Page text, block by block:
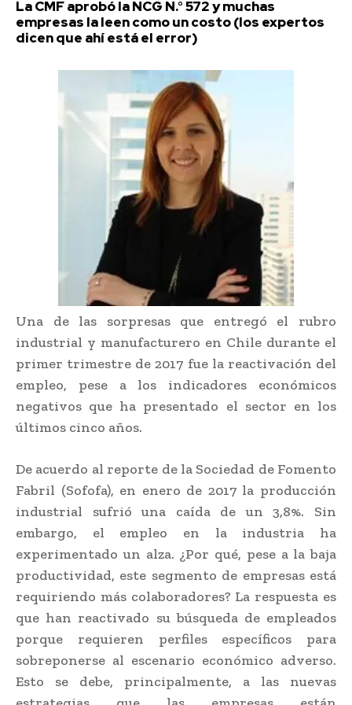
La CMF aprobó la NCG N.° 572 y muchas
empresas la leen como un costo (los expertos
dicen que ahí está el error)
Una de las sorpresas que entregó el rubro
industrial y manufacturero en Chile durante el
primer trimestre de 2017 fue la reactivación del
empleo, pese a los indicadores económicos
negativos que ha presentado el sector en los
últimos cinco años.
De acuerdo al reporte de la Sociedad de Fomento
Fabril (Sofofa), en enero de 2017 la producción
industrial sufrió una caída de un 3,8%. Sin
embargo, el empleo en la industria ha
experimentado un alza. ¿Por qué, pese a la baja
productividad, este segmento de empresas está
requiriendo más colaboradores? La respuesta es
que han reactivado su búsqueda de empleados
porque requieren perfiles específicos para
sobreponerse al escenario económico adverso.
Esto se debe, principalmente, a las nuevas